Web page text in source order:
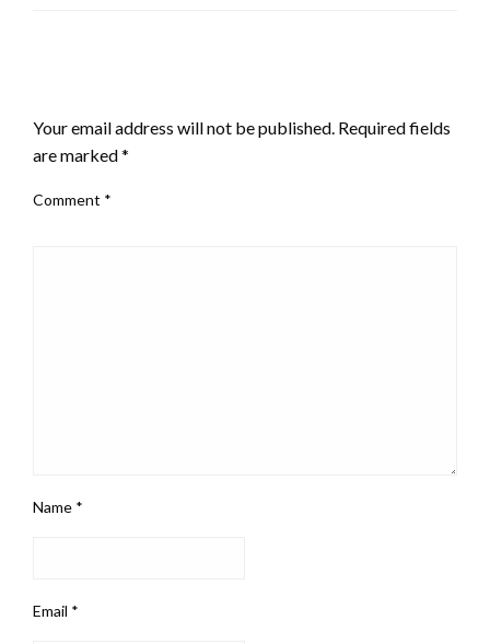
Your email address will not be published. Required fields
are marked*
Comment *
Name *
Email *